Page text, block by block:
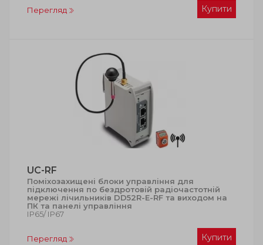
Перегляд Купити
UC-RF
Поміхозахищені блоки управління для
підключення по бездротовій радіочастотній
мережі лічильників DD52R-E-RF та виходом на
ПК та панелі управління
ІР65/ ІР67
Перегляд Купити